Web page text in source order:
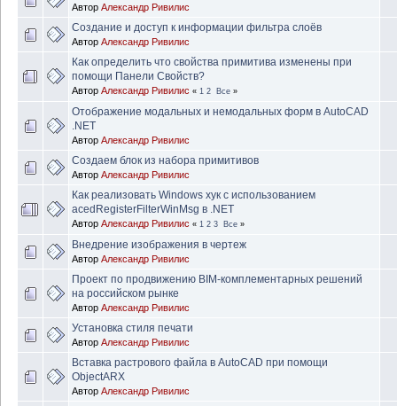
Автор Александр Ривилис
Создание и доступ к информации фильтра слоёв
Автор Александр Ривилис
Как определить что свойства примитива изменены при
помощи Панели Свойств?
Автор Александр Ривилис « 1 2 Все »
Отображение модальных и немодальных форм в AutoCAD
.NET
Автор Александр Ривилис
Создаем блок из набора примитивов
Автор Александр Ривилис
Как реализовать Windows хук с использованием
acedRegisterFilterWinMsg в .NET
Автор Александр Ривилис « 1 2 3 Все »
Внедрение изображения в чертеж
Автор Александр Ривилис
Проект по продвижению BIM-комплементарных решений
на российском рынке
Автор Александр Ривилис
Установка стиля печати
Автор Александр Ривилис
Вставка растрового файла в AutoCAD при помощи
ObjectARX
Автор Александр Ривилис